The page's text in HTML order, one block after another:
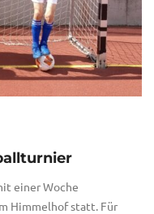
einer Woche
Himmelhof statt. Für